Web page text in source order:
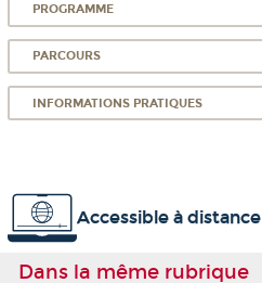
PROGRAMME
PARCOURS
INFORMATIONS PRATIQUES
Accessible à distance
Dans la même rubrique